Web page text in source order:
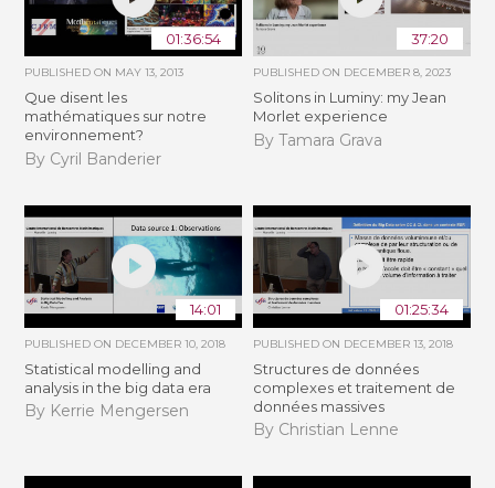
01:36:54
PUBLISHED ON MAY 13, 2013
Que disent les
mathématiques sur notre
environnement?
By Cyril Banderier
37:20
PUBLISHED ON DECEMBER 8, 2023
Solitons in Luminy: my Jean
Morlet experience
By Tamara Grava
14:01
PUBLISHED ON DECEMBER 10, 2018
Statistical modelling and
analysis in the big data era
By Kerrie Mengersen
01:25:34
PUBLISHED ON DECEMBER 13, 2018
Structures de données
complexes et traitement de
données massives
By Christian Lenne